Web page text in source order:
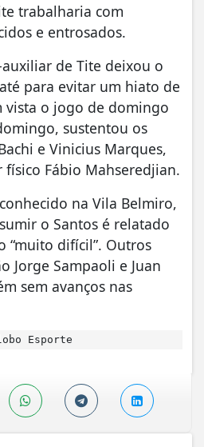
trabalharia com
e entrosados.
auxiliar de Tite deixou o
para evitar um hiato de
vista o jogo de domingo
sustentou os
e Vinicius Marques,
Fábio Mahseredjian.
na Vila Belmiro,
o Santos é relatado
“muito difícil”. Outros
Jorge Sampaoli e Juan
sem avanços nas
Esporte